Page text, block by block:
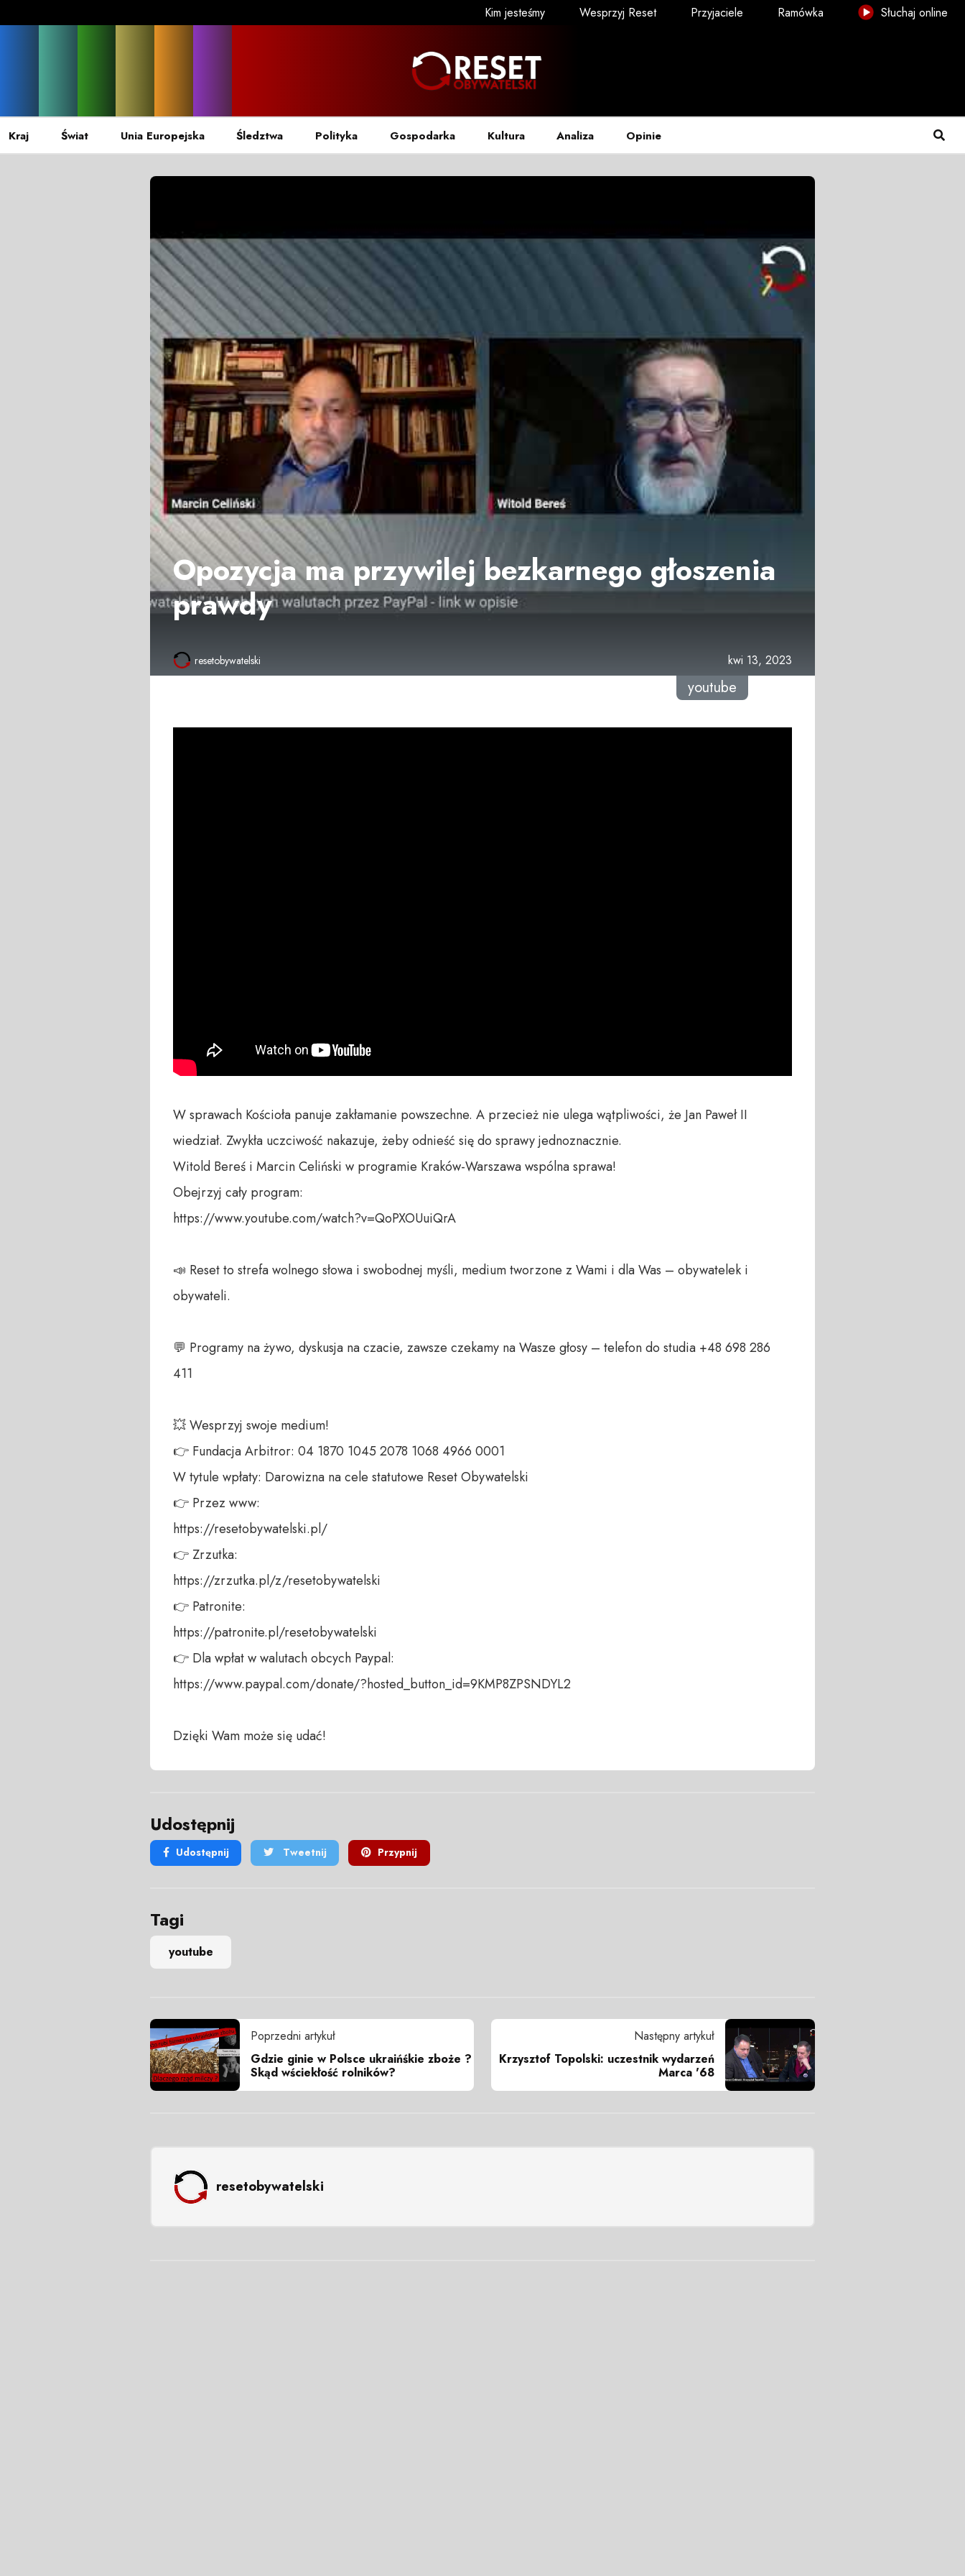
Kim jesteśmy Wesprzyj Reset Przyjaciele Ramówka Słuchaj online
Kraj Świat Unia Europejska Śledztwa Polityka Gospodarka Kultura Analiza Opinie
Opozycja ma przywilej bezkarnego głoszenia
prawdy
resetobywatelski kwi 13, 2023
youtube
W sprawach Kościoła panuje zakłamanie powszechne. A przecież nie ulega wątpliwości, że Jan Paweł II
wiedział. Zwykła uczciwość nakazuje, żeby odnieść się do sprawy jednoznacznie.
Witold Bereś i Marcin Celiński w programie Kraków-Warszawa wspólna sprawa!
Obejrzyj cały program:
https://www.youtube.com/watch?v=QoPXOUuiQrA
📣 Reset to strefa wolnego słowa i swobodnej myśli, medium tworzone z Wami i dla Was – obywatelek i
obywateli.
💬 Programy na żywo, dyskusja na czacie, zawsze czekamy na Wasze głosy – telefon do studia +48 698 286
411
💥 Wesprzyj swoje medium!
👉 Fundacja Arbitror: 04 1870 1045 2078 1068 4966 0001
W tytule wpłaty: Darowizna na cele statutowe Reset Obywatelski
👉 Przez www:
https://resetobywatelski.pl/
👉 Zrzutka:
https://zrzutka.pl/z/resetobywatelski
👉 Patronite:
https://patronite.pl/resetobywatelski
👉 Dla wpłat w walutach obcych Paypal:
https://www.paypal.com/donate/?hosted_button_id=9KMP8ZPSNDYL2
Dzięki Wam może się udać!
Udostępnij
Udostępnij Tweetnij Przypnij
Tagi
youtube
Poprzedni artykuł
Gdzie ginie w Polsce ukraińśkie zboże ?
Skąd wściekłość rolników?
Następny artykuł
Krzysztof Topolski: uczestnik wydarzeń
Marca '68
resetobywatelski